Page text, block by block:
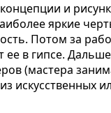
и
яркие
Потом за
ее в гипсе.
(мастера
искусственных